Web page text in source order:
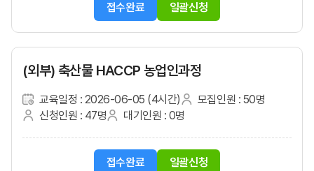
접수완료 일괄신청
(외부) 축산물 HACCP 농업인과정
교육일정 : 2026-06-05 (4시간)
모집인원 : 50명
신청인원 : 47명
대기인원 : 0명
접수완료 일괄신청